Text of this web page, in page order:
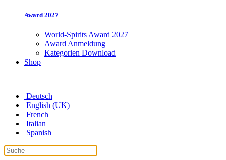
Award 2027
World-Spirits Award 2027
Award Anmeldung
Kategorien Download
Shop
Deutsch
English (UK)
French
Italian
Spanish